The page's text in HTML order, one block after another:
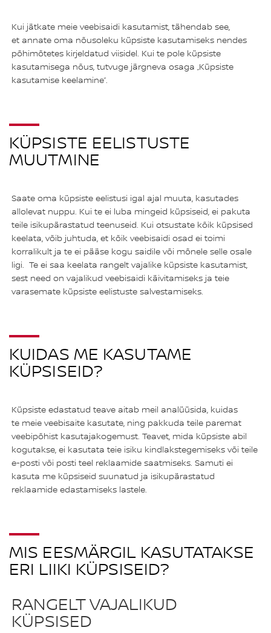
Kui jätkate meie veebisaidi kasutamist, tähendab see,
et annate oma nõusoleku küpsiste kasutamiseks nendes
põhimõtetes kirjeldatud viisidel. Kui te pole küpsiste
kasutamisega nõus, tutvuge järgneva osaga „Küpsiste
kasutamise keelamine”.
KÜPSISTE EELISTUSTE
MUUTMINE
Saate oma küpsiste eelistusi igal ajal muuta, kasutades
allolevat nuppu. Kui te ei luba mingeid küpsiseid, ei pakuta
teile isikupärastatud teenuseid. Kui otsustate kõik küpsised
keelata, võib juhtuda, et kõik veebisaidi osad ei toimi
korralikult ja te ei pääse kogu saidile või mõnele selle osale
ligi. Te ei saa keelata rangelt vajalike küpsiste kasutamist,
sest need on vajalikud veebisaidi käivitamiseks ja teie
varasemate küpsiste eelistuste salvestamiseks.
KUIDAS ME KASUTAME
KÜPSISEID?
Küpsiste edastatud teave aitab meil analüüsida, kuidas
te meie veebisaite kasutate, ning pakkuda teile paremat
veebipõhist kasutajakogemust. Teavet, mida küpsiste abil
kogutakse, ei kasutata teie isiku kindlakstegemiseks või teile
e-posti või posti teel reklaamide saatmiseks. Samuti ei
kasuta me küpsiseid suunatud ja isikupärastatud
reklaamide edastamiseks lastele.
MIS EESMÄRGIL KASUTATAKSE
ERI LIIKI KÜPSISEID?
RANGELT VAJALIKUD
KÜPSISED